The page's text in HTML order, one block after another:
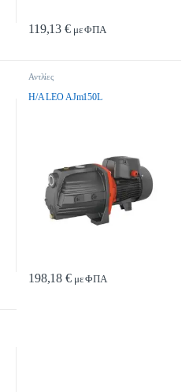
119,13€με ΦΠΑ
Αντλίες
H/A LEO AJm150L
198,18€με ΦΠΑ